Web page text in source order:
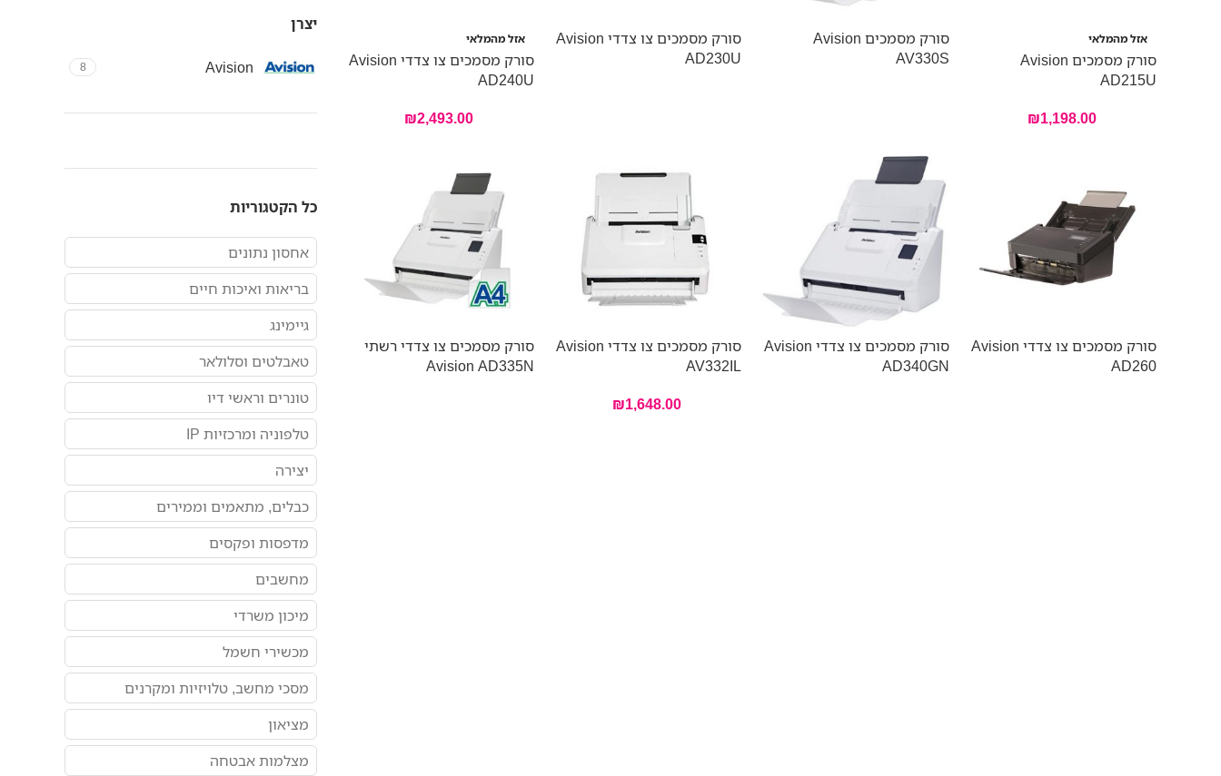
אזל מהמלאי
סורק מסמכים Avision
AD215U
₪1,198.00
סורק מסמכים Avision
AV330S
סורק מסמכים צו צדדי Avision
AD230U
אזל מהמלאי
סורק מסמכים צו צדדי Avision
AD240U
₪2,493.00
סורק מסמכים צו צדדי Avision
AD260
סורק מסמכים צו צדדי Avision
AD340GN
סורק מסמכים צו צדדי Avision
AV332IL
₪1,648.00
סורק מסמכים צו צדדי רשתי
Avision AD335N
יצרן
Avision
8
כל הקטגוריות
אחסון נתונים
בריאות ואיכות חיים
גיימינג
טאבלטים וסלולאר
טונרים וראשי דיו
טלפוניה ומרכזיות IP
יצירה
כבלים, מתאמים וממירים
מדפסות ופקסים
מחשבים
מיכון משרדי
מכשירי חשמל
מסכי מחשב, טלויזיות ומקרנים
מציאון
מצלמות אבטחה